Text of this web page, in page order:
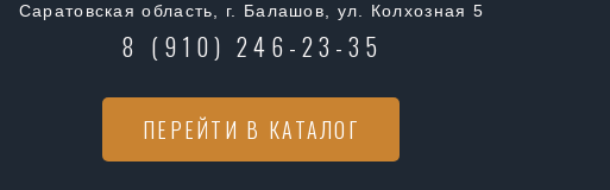
Саратовская область, г. Балашов, ул. Колхозная 5
ПЕРЕЙТИ В КАТАЛОГ
8 (910) 246-23-35